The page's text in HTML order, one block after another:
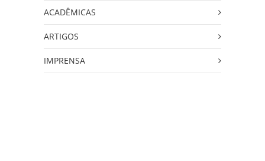
ACADÊMICAS
ARTIGOS
IMPRENSA